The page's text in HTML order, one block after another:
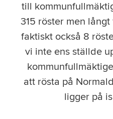
till
315 röster men
faktiskt också 8
vi inte ens ställde
att rösta på
ligger på